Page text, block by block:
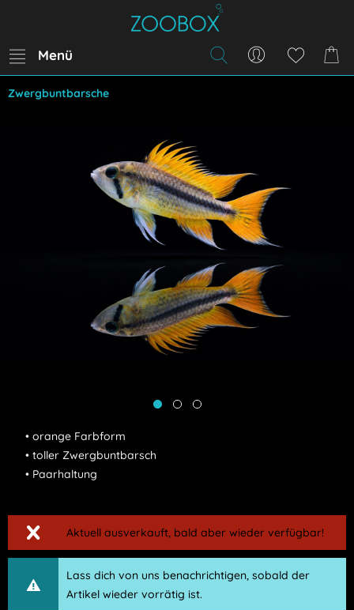
Menü
Zwergbuntbarsche
• orange Farbform
• toller Zwergbuntbarsch
• Paarhaltung
Aktuell ausverkauft, bald aber wieder verfügbar!
Lass dich von uns benachrichtigen, sobald der
Artikel wieder vorrätig ist.